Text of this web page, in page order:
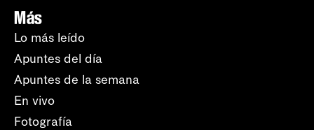
Más
Lo más leído
Apuntes del día
Apuntes de la semana
En vivo
Fotografía